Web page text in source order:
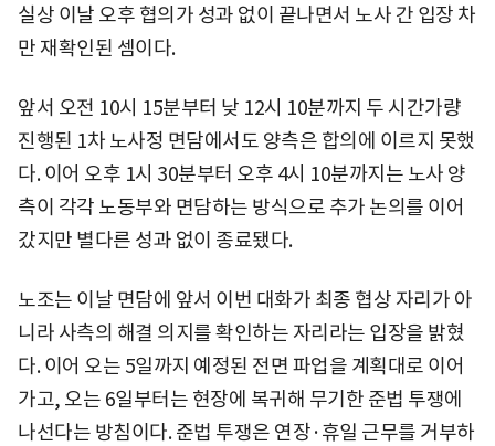
실상 이날 오후 협의가 성과 없이 끝나면서 노사 간 입장 차
만 재확인된 셈이다.
앞서 오전 10시 15분부터 낮 12시 10분까지 두 시간가량
진행된 1차 노사정 면담에서도 양측은 합의에 이르지 못했
다. 이어 오후 1시 30분부터 오후 4시 10분까지는 노사 양
측이 각각 노동부와 면담하는 방식으로 추가 논의를 이어
갔지만 별다른 성과 없이 종료됐다.
노조는 이날 면담에 앞서 이번 대화가 최종 협상 자리가 아
니라 사측의 해결 의지를 확인하는 자리라는 입장을 밝혔
다. 이어 오는 5일까지 예정된 전면 파업을 계획대로 이어
가고, 오는 6일부터는 현장에 복귀해 무기한 준법 투쟁에
나선다는 방침이다. 준법 투쟁은 연장·휴일 근무를 거부하